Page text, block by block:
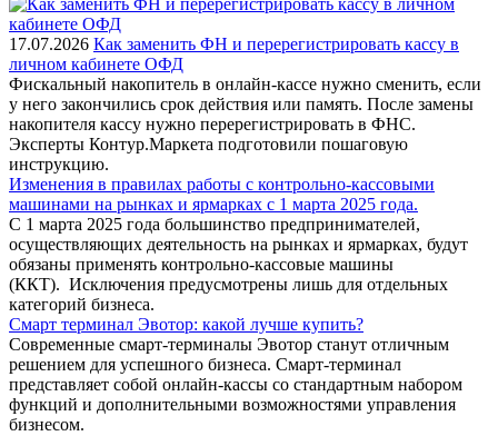
17.07.2026 Как заменить ФН и перерегистрировать кассу в
личном кабинете ОФД
Фискальный накопитель в онлайн-кассе нужно сменить, если
у него закончились срок действия или память. После замены
накопителя кассу нужно перерегистрировать в ФНС.
Эксперты Контур.Маркета подготовили пошаговую
инструкцию.
Изменения в правилах работы с контрольно-кассовыми
машинами на рынках и ярмарках с 1 марта 2025 года.
С 1 марта 2025 года большинство предпринимателей,
осуществляющих деятельность на рынках и ярмарках, будут
обязаны применять контрольно-кассовые машины
(ККТ). Исключения предусмотрены лишь для отдельных
категорий бизнеса.
Смарт терминал Эвотор: какой лучше купить?
Современные смарт-терминалы Эвотор станут отличным
решением для успешного бизнеса. Смарт-терминал
представляет собой онлайн-кассы со стандартным набором
функций и дополнительными возможностями управления
бизнесом.